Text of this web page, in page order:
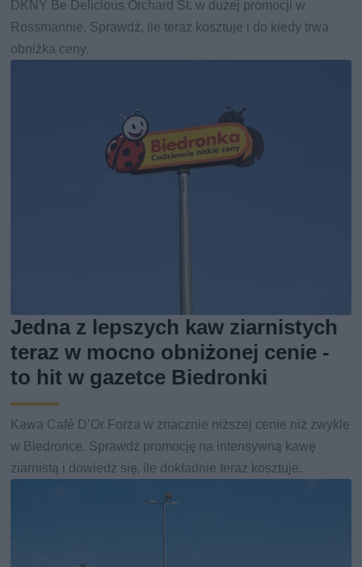
DKNY Be Delicious Orchard St. w dużej promocji w
Rossmannie. Sprawdź, ile teraz kosztuje i do kiedy trwa
obniżka ceny.
Jedna z lepszych kaw ziarnistych
teraz w mocno obniżonej cenie -
to hit w gazetce Biedronki
Kawa Café D’Or Forza w znacznie niższej cenie niż zwykle
w Biedronce. Sprawdź promocję na intensywną kawę
ziarnistą i dowiedz się, ile dokładnie teraz kosztuje.